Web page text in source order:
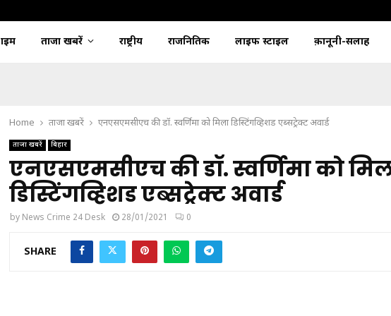
क्राइम ताजा खबरें राष्ट्रीय राजनितिक लाइफ स्टाइल क़ानूनी-सलाह
Home ताजा खबरें एनएसएमसीएच की डॉ. स्वर्णिमा को मिला डिस्टिंगव्हिशड एब्सट्रेक्ट अवार्ड
ताजा खबरें बिहार
एनएसएमसीएच की डॉ. स्वर्णिमा को
डिस्टिंगव्हिशड एब्सट्रेक्ट अवार्ड
by News Crime 24 Desk 28/01/2021 0
SHARE